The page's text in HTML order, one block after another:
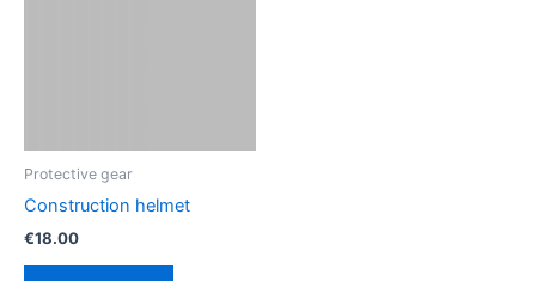
Protective gear
Construction helmet
€18.00